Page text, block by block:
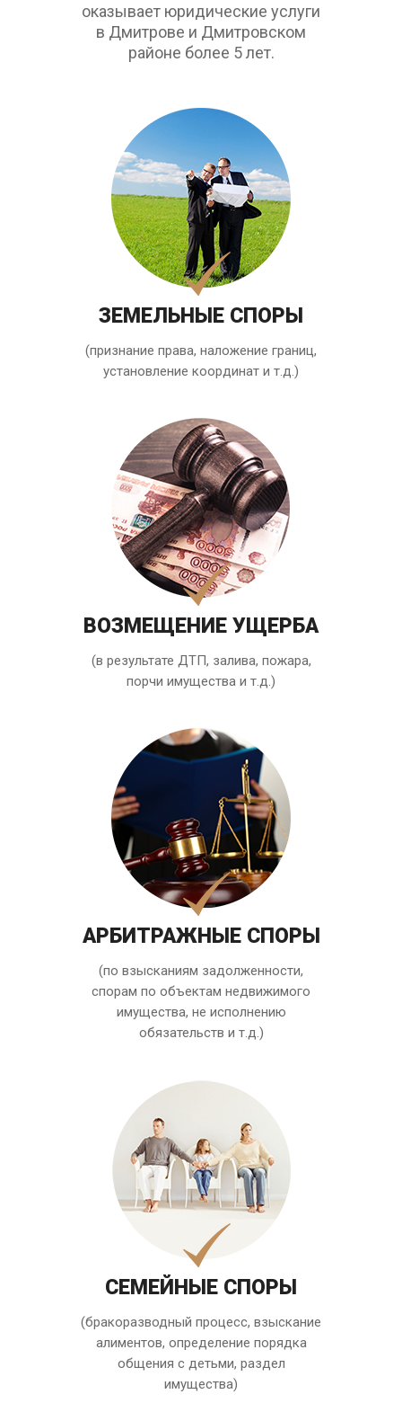
оказывает юридические услуги
в Дмитрове и Дмитровском
районе более 5 лет.
ЗЕМЕЛЬНЫЕ СПОРЫ
(признание права, наложение границ,
установление координат и т.д.)
ВОЗМЕЩЕНИЕ УЩЕРБА
(в результате ДТП, залива, пожара,
порчи имущества и т.д.)
АРБИТРАЖНЫЕ СПОРЫ
(по взысканиям задолженности,
спорам по объектам недвижимого
имущества, не исполнению
обязательств и т.д.)
СЕМЕЙНЫЕ СПОРЫ
(бракоразводный процесс, взыскание
алиментов, определение порядка
общения с детьми, раздел
имущества)